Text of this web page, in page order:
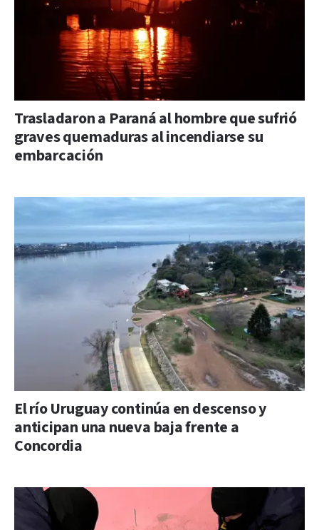
Trasladaron a Paraná al hombre que sufrió
graves quemaduras al incendiarse su
embarcación
El río Uruguay continúa en descenso y
anticipan una nueva baja frente a
Concordia